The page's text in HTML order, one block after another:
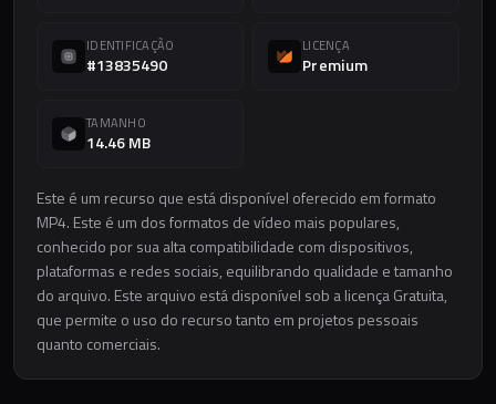
IDENTIFICAÇÃO
#13835490
LICENÇA
Premium
TAMANHO
14.46 MB
Este é um recurso que está disponível oferecido em formato
MP4. Este é um dos formatos de vídeo mais populares,
conhecido por sua alta compatibilidade com dispositivos,
plataformas e redes sociais, equilibrando qualidade e tamanho
do arquivo. Este arquivo está disponível sob a licença Gratuita,
que permite o uso do recurso tanto em projetos pessoais
quanto comerciais.